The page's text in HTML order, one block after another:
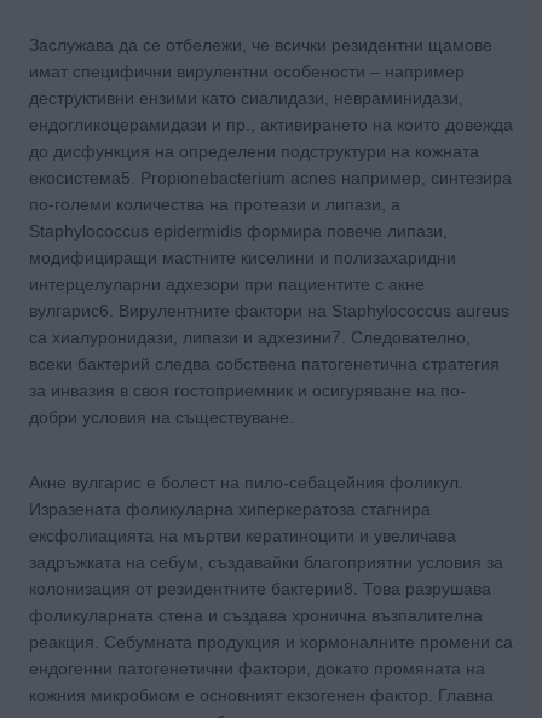
Заслужава да се отбележи, че всички резидентни щамове
имат специфични вирулентни особености – например
деструктивни ензими като сиалидази, невраминидази,
ендогликоцерамидази и пр., активирането на които довежда
до дисфункция на определени подструктури на кожната
екосистема5. Propionebacterium acnes например, синтезира
по-големи количества на протеази и липази, а
Staphylococcus epidermidis формира повече липази,
модифициращи мастните киселини и полизахаридни
интерцелуларни адхезори при пациентите с акне
вулгарис6. Вирулентните фактори на Staphylococcus aureus
са хиалуронидази, липази и адхезини7. Следователно,
всеки бактерий следва собствена патогенетична стратегия
за инвазия в своя гостоприемник и осигуряване на по-
добри условия на съществуване.
Акне вулгарис е болест на пило-себацейния фоликул.
Изразената фоликуларна хиперкератоза стагнира
ексфолиацията на мъртви кератиноцити и увеличава
задръжката на себум, създавайки благоприятни условия за
колонизация от резидентните бактерии8. Това разрушава
фоликуларната стена и създава хронична възпалителна
реакция. Себумната продукция и хормоналните промени са
ендогенни патогенетични фактори, докато промяната на
кожния микробиом е основният екзогенен фактор. Главна